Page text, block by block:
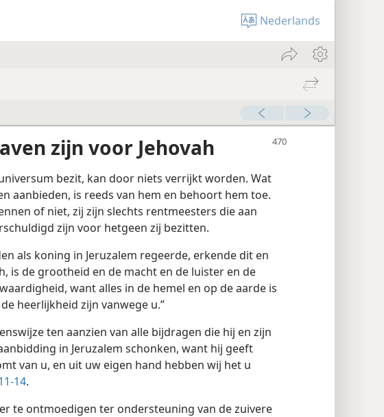
Nederlands
zijn voor Jehovah
bezit, kan door niets verrijkt worden. Wat
aanbieden, is reeds van hem en behoort hem toe.
of niet, zij zijn slechts rentmeesters die aan
zijn voor hetgeen zij bezitten.
als koning in Jeruzalem regeerde, erkende dit en
is de grootheid en de macht en de luister en de
want alles in de hemel en op de aarde is
heerlijkheid zijn vanwege u.”
ten aanzien van alle bijdragen die hij en zijn
in Jeruzalem schonken, want hij geeft
van u, en uit uw eigen hand hebben wij het u
14.
te ontmoedigen ter ondersteuning van de zuivere